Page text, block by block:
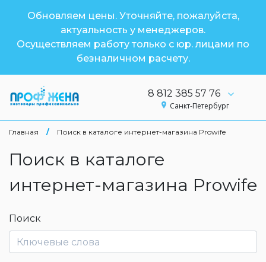
Обновляем цены. Уточняйте, пожалуйста,
актуальность у менеджеров.
Осуществляем работу только с юр. лицами по
безналичном расчету.
8 812 385 57 76
Санкт-Петербург
Главная / Поиск в каталоге интернет-магазина Prowife
Поиск в каталоге
интернет-магазина Prowife
Поиск